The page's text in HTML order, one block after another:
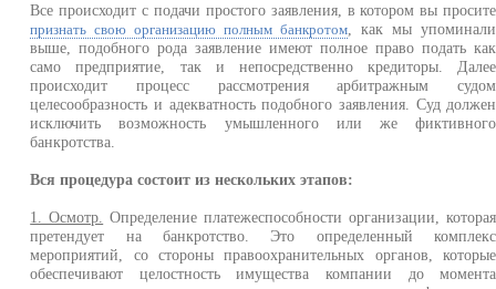
Все происходит с подачи простого заявления, в котором вы просите
признать свою организацию полным банкротом, как мы упоминали
выше, подобного рода заявление имеют полное право подать как
само предприятие, так и непосредственно кредиторы. Далее
происходит процесс рассмотрения арбитражным судом
целесообразность и адекватность подобного заявления. Суд должен
исключить возможность умышленного или же фиктивного
банкротства.
Вся процедура состоит из нескольких этапов:
1. Осмотр. Определение платежеспособности организации, которая
претендует на банкротство. Это определенный комплекс
мероприятий, со стороны правоохранительных органов, которые
обеспечивают целостность имущества компании до момента